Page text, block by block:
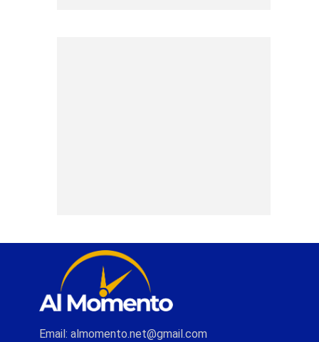
Email: almomento.net@gmail.com